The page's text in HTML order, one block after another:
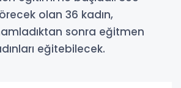
olan 36 kadın,
sonra eğitmen
eğitebilecek.